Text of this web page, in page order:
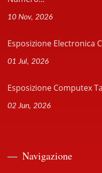
10 Nov, 2026
Esposizione Electronica
01 Jul, 2026
Esposizione Computex
02 Jun, 2026
Navigazione